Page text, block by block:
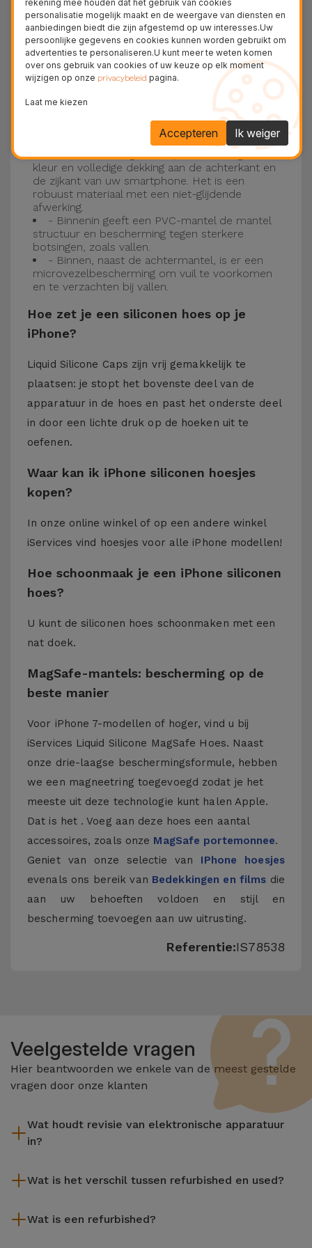
Drie-laagse bescherming met de
siliconen kappen
Onze iPhone siliconen hoesjes hebben een
robuuste, kwalitatieve constructie met een
drielaagse constructie om ongelukken en
- Een eerste laag van Liquid Silicone geeft de
kleur en volledige dekking aan de achterkant en
de zijkant van uw smartphone. Het is een
robuust materiaal met een niet-glijdende
afwerking.
- Binnenin geeft een PVC-mantel de mantel
structuur en bescherming tegen sterkere
botsingen, zoals vallen.
- Binnen, naast de achtermantel, is er een
microvezelbescherming om vuil te voorkomen
en te verzachten bij vallen.
Hoe zet je een siliconen hoes op je
iPhone?
Liquid Silicone Caps zijn vrij gemakkelijk te
plaatsen: je stopt het bovenste deel van de
apparatuur in de hoes en past het onderste deel
in door een lichte druk op de hoeken uit te
oefenen.
Waar kan ik iPhone siliconen hoesjes
kopen?
In onze online winkel of op een andere winkel
iServices vind hoesjes voor alle iPhone modellen!
Hoe schoonmaak je een iPhone siliconen
hoes?
U kunt de siliconen hoes schoonmaken met een
nat doek.
MagSafe-mantels: bescherming op de
beste manier
Voor iPhone 7-modellen of hoger, vind u bij
iServices Liquid Silicone MagSafe Hoes. Naast
onze drie-laagse beschermingsformule, hebben
we een magneetring toegevoegd zodat je het
meeste uit deze technologie kunt halen Apple.
Dat is het . Voeg aan deze hoes een aantal
accessoires, zoals onze MagSafe portemonnee.
Geniet van onze selectie van IPhone hoesjes
evenals ons bereik van Bedekkingen en films die
aan uw behoeften voldoen en stijl en
bescherming toevoegen aan uw uitrusting.
Referentie:IS78538
Veelgestelde vragen
Hier beantwoorden we enkele van de meest gestelde
vragen door onze klanten
Wat houdt revisie van elektronische apparatuur
in?
reiniging, en niet te vergeten het repareren van elk defect
apparatuur die door Services wordt gereviseerd,
Wat is het verschil tussen refurbished en used?
getest en voorbereid door gespecialiseerde technici om hun
Wat is een refurbished?
rekening mee houden dat het gebruik van cookies
personalisatie mogelijk maakt en de weergave van diensten en
aanbiedingen biedt die zijn afgestemd op uw interesses.Uw
persoonlijke gegevens en cookies kunnen worden gebruikt om
advertenties te personaliseren.U kunt meer te weten komen
over ons gebruik van cookies of uw keuze op elk moment
wijzigen op onze privacybeleid pagina.
Laat me kiezen
Ik weiger
Accepteren